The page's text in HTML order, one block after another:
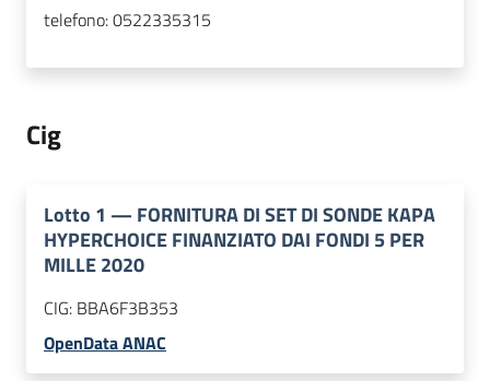
telefono:0522335315
Cig
Lotto 1 — FORNITURA DI SET DI SONDE KAPA
HYPERCHOICE FINANZIATO DAI FONDI 5 PER
MILLE 2020
CIG: BBA6F3B353
OpenData ANAC